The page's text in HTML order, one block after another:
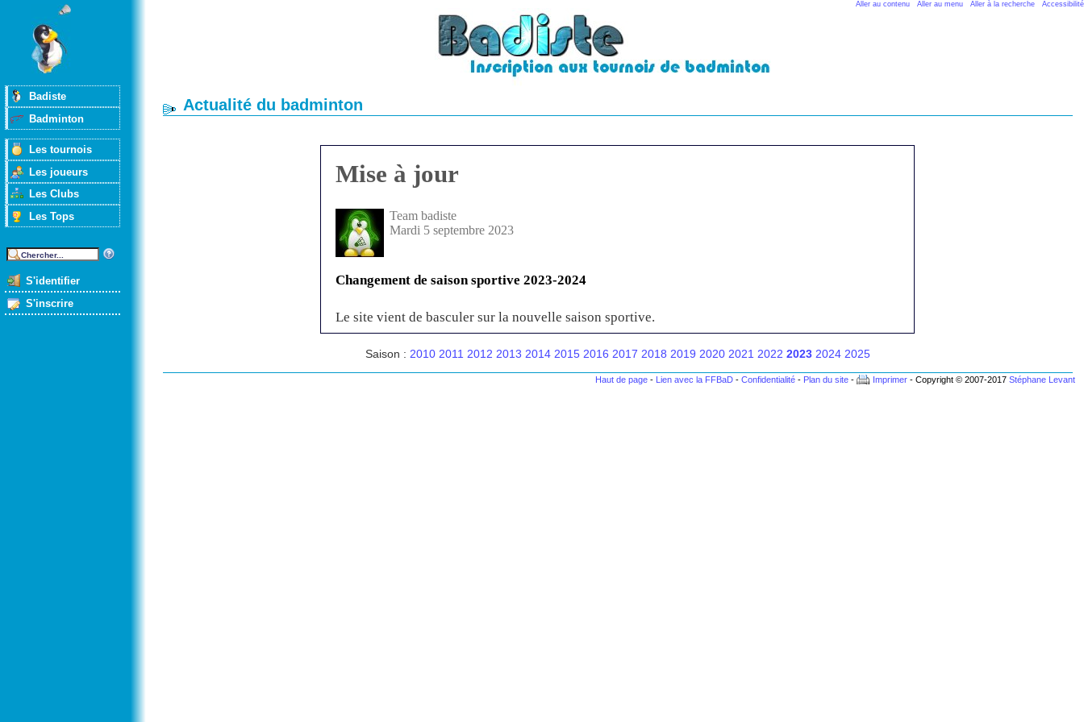
Aller au contenu Aller au menu Aller à la recherche Accessibilité
Badiste
Badminton
Les tournois
Les joueurs
Les Clubs
Les Tops
S'identifier
S'inscrire
Actualité du badminton
Mise à jour
Team badiste
Mardi 5 septembre 2023
Changement de saison sportive 2023-2024
Le site vient de basculer sur la nouvelle saison sportive.
Saison : 2010 2011 2012 2013 2014 2015 2016 2017 2018 2019 2020 2021 2022 2023 2024 2025
Haut de page - Lien avec la FFBaD -Confidentialité - Plan du site - Imprimer - Copyright © 2007-2017Stéphane Levant